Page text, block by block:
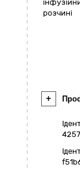
розчині
+